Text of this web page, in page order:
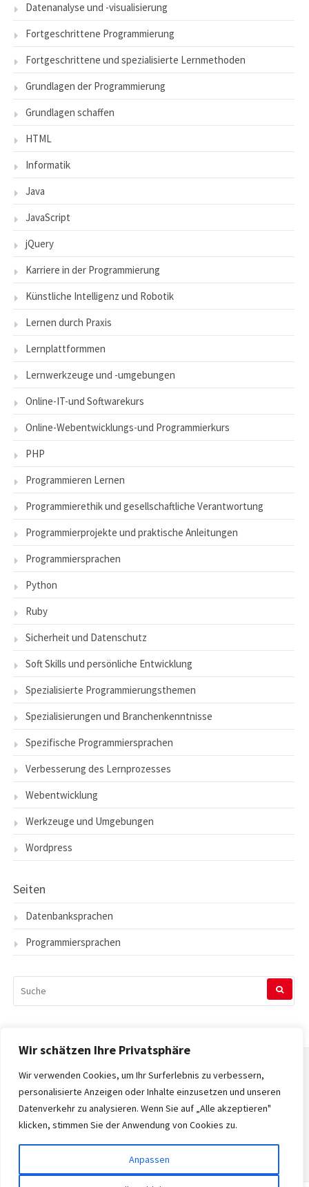
Wir schätzen Ihre Privatsphäre
Wir verwenden Cookies, um Ihr Surferlebnis zu verbessern,
personalisierte Anzeigen oder Inhalte einzusetzen und unseren
Datenverkehr zu analysieren. Wenn Sie auf „Alle akzeptieren"
klicken, stimmen Sie der Anwendung von Cookies zu.
Anpassen
Datenanalyse und -visualisierung
Fortgeschrittene Programmierung
Fortgeschrittene und spezialisierte Lernmethoden
Grundlagen der Programmierung
Grundlagen schaffen
HTML
Informatik
Java
JavaScript
jQuery
Karriere in der Programmierung
Künstliche Intelligenz und Robotik
Lernen durch Praxis
Lernplattformmen
Lernwerkzeuge und -umgebungen
Online-IT-und Softwarekurs
Online-Webentwicklungs-und Programmierkurs
PHP
Programmieren Lernen
Programmierethik und gesellschaftliche Verantwortung
Programmierprojekte und praktische Anleitungen
Programmiersprachen
Python
Ruby
Sicherheit und Datenschutz
Soft Skills und persönliche Entwicklung
Spezialisierte Programmierungsthemen
Spezialisierungen und Branchenkenntnisse
Spezifische Programmiersprachen
Verbesserung des Lernprozesses
Webentwicklung
Werkzeuge und Umgebungen
Wordpress
Seiten
Datenbanksprachen
Programmiersprachen
NACH:
Startseite
Datenschutzerklärung